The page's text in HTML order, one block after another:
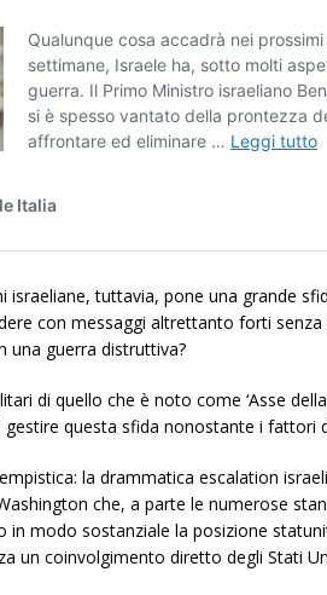
israeliane, tuttavia, pone una grande
con messaggi altrettanto forti
una guerra distruttiva?
di quello che è noto come ‘Asse
questa sfida nonostante i fattori
la drammatica escalation
che, a parte le numerose
in modo sostanziale la posizione
un coinvolgimento diretto degli Stati